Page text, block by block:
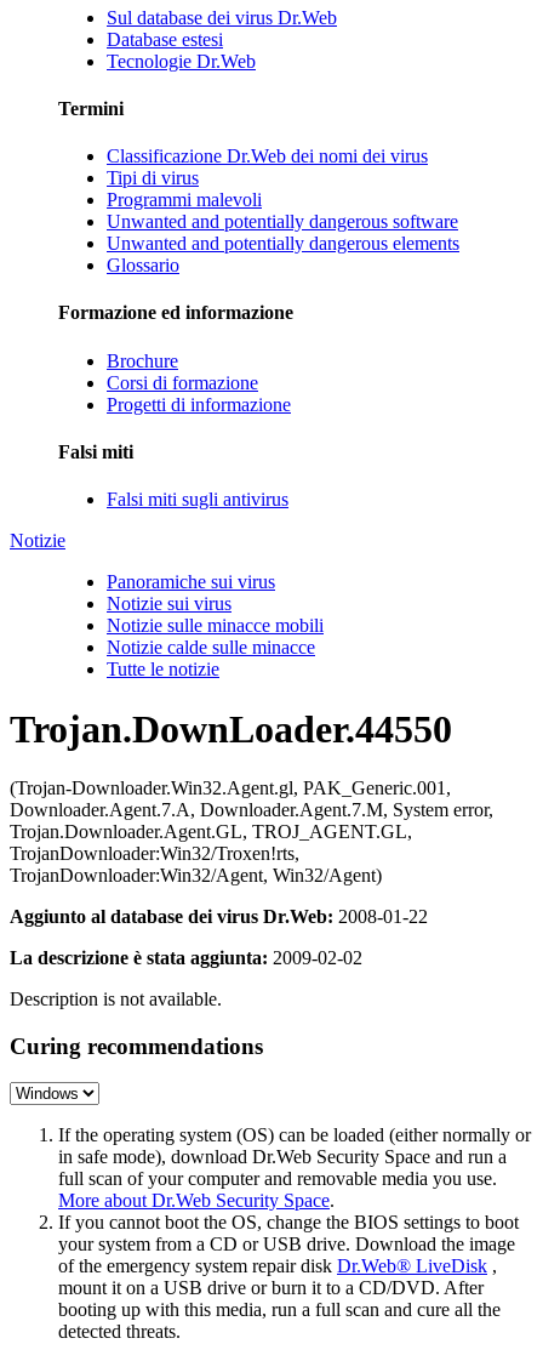
Sul database dei virus Dr.Web
Database estesi
Tecnologie Dr.Web
Termini
Classificazione Dr.Web dei nomi dei virus
Tipi di virus
Programmi malevoli
Unwanted and potentially dangerous software
Unwanted and potentially dangerous elements
Glossario
Formazione ed informazione
Brochure
Corsi di formazione
Progetti di informazione
Falsi miti
Falsi miti sugli antivirus
Notizie
Panoramiche sui virus
Notizie sui virus
Notizie sulle minacce mobili
Notizie calde sulle minacce
Tutte le notizie
Trojan.DownLoader.44550
(Trojan-Downloader.Win32.Agent.gl, PAK_Generic.001,
Downloader.Agent.7.A, Downloader.Agent.7.M, System error,
Trojan.Downloader.Agent.GL, TROJ_AGENT.GL,
TrojanDownloader:Win32/Troxen!rts,
TrojanDownloader:Win32/Agent, Win32/Agent)
Aggiunto al database dei virus Dr.Web: 2008-01-22
La descrizione è stata aggiunta: 2009-02-02
Description is not available.
Curing recommendations
If the operating system (OS) can be loaded (either normally or
in safe mode), download Dr.Web Security Space and run a
full scan of your computer and removable media you use.
More about Dr.Web Security Space.
If you cannot boot the OS, change the BIOS settings to boot
your system from a CD or USB drive. Download the image
of the emergency system repair disk Dr.Web® LiveDisk ,
mount it on a USB drive or burn it to a CD/DVD. After
booting up with this media, run a full scan and cure all the
detected threats.